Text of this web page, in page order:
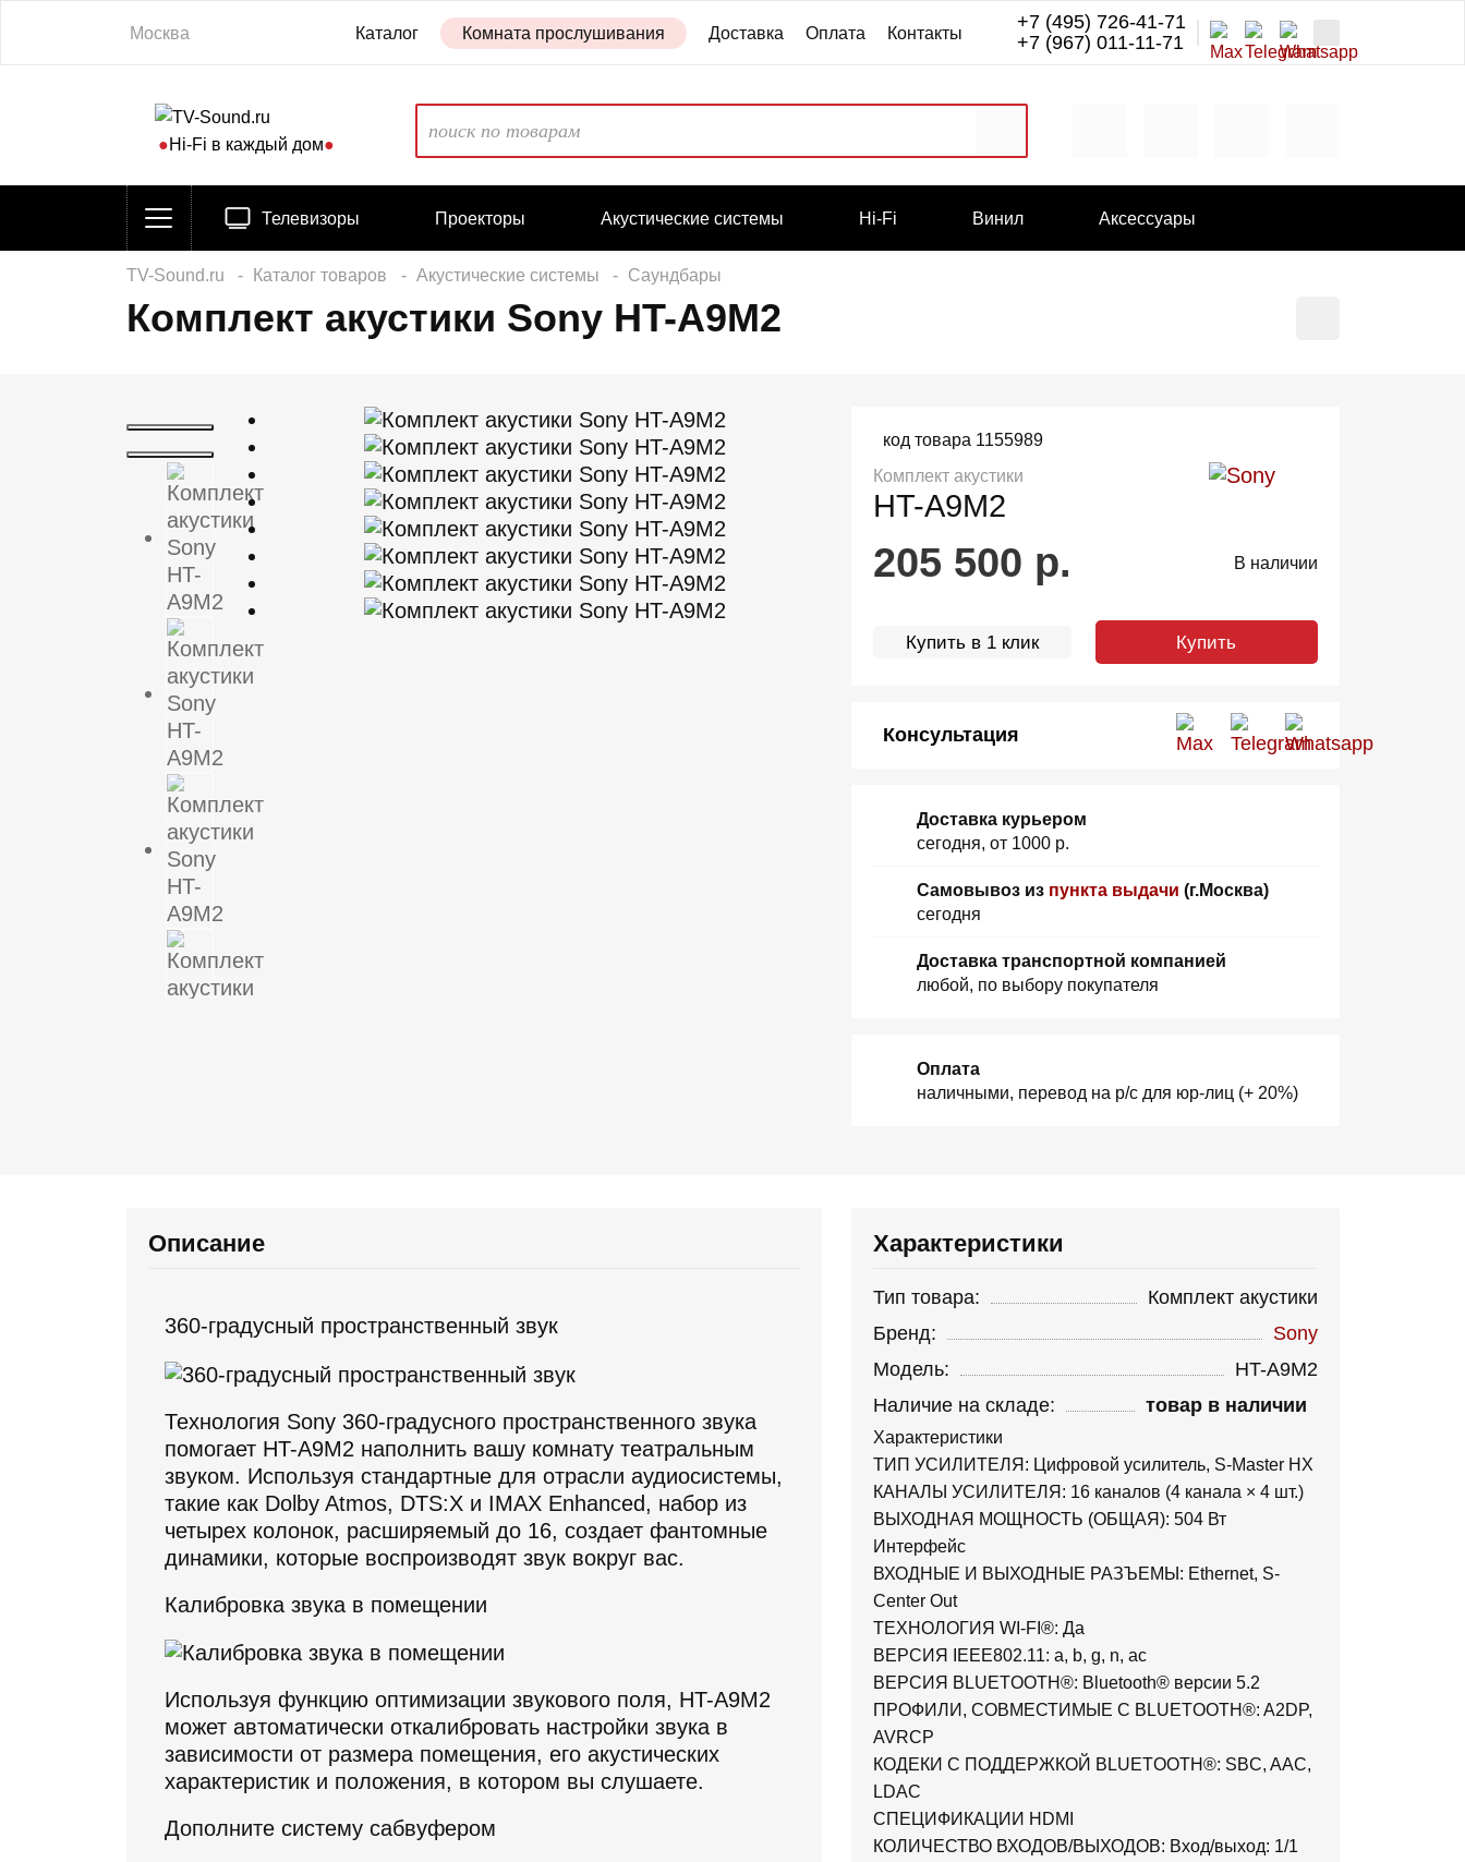
Москва Каталог Комната прослушивания Доставка Оплата Контакты
+7 (495) 726-41-71
+7 (967) 011-11-71
●Hi-Fi в каждый дом●
Телевизоры Проекторы Акустические системы Hi-Fi Винил Аксессуары
TV-Sound.ru Каталог товаров Акустические системы Саундбары
Комплект акустики Sony HT-A9M2
код товара 1155989
Комплект акустики
HT-A9M2
205 500 р. В наличии
Купить в 1 клик Купить
Консультация
Доставка курьером
сегодня, от 1000 р.
Самовывоз из пункта выдачи (г.Москва)
сегодня
Доставка транспортной компанией
любой, по выбору покупателя
Оплата
наличными, перевод на р/с для юр-лиц (+ 20%)
Описание
360-градусный пространственный звук
Технология Sony 360-градусного пространственного звука
помогает HT-A9M2 наполнить вашу комнату театральным
звуком. Используя стандартные для отрасли аудиосистемы,
такие как Dolby Atmos, DTS:X и IMAX Enhanced, набор из
четырех колонок, расширяемый до 16, создает фантомные
динамики, которые воспроизводят звук вокруг вас.
Калибровка звука в помещении
Используя функцию оптимизации звукового поля, HT-A9M2
может автоматически откалибровать настройки звука в
зависимости от размера помещения, его акустических
характеристик и положения, в котором вы слушаете.
Дополните систему сабвуфером
Характеристики
Тип товара:
Комплект акустики
Бренд:
Sony
Модель:
HT-A9M2
Наличие на складе:
товар в наличии
Характеристики
ТИП УСИЛИТЕЛЯ: Цифровой усилитель, S-Master HX
КАНАЛЫ УСИЛИТЕЛЯ: 16 каналов (4 канала × 4 шт.)
ВЫХОДНАЯ МОЩНОСТЬ (ОБЩАЯ): 504 Вт
Интерфейс
ВХОДНЫЕ И ВЫХОДНЫЕ РАЗЪЕМЫ: Ethernet, S-
Center Out
ТЕХНОЛОГИЯ WI-FI®: Да
ВЕРСИЯ IEEE802.11: a, b, g, n, ac
ВЕРСИЯ BLUETOOTH®: Bluetooth® версии 5.2
ПРОФИЛИ, СОВМЕСТИМЫЕ С BLUETOOTH®: A2DP,
AVRCP
КОДЕКИ С ПОДДЕРЖКОЙ BLUETOOTH®: SBC, AAC,
LDAC
СПЕЦИФИКАЦИИ HDMI
КОЛИЧЕСТВО ВХОДОВ/ВЫХОДОВ: Вход/выход: 1/1